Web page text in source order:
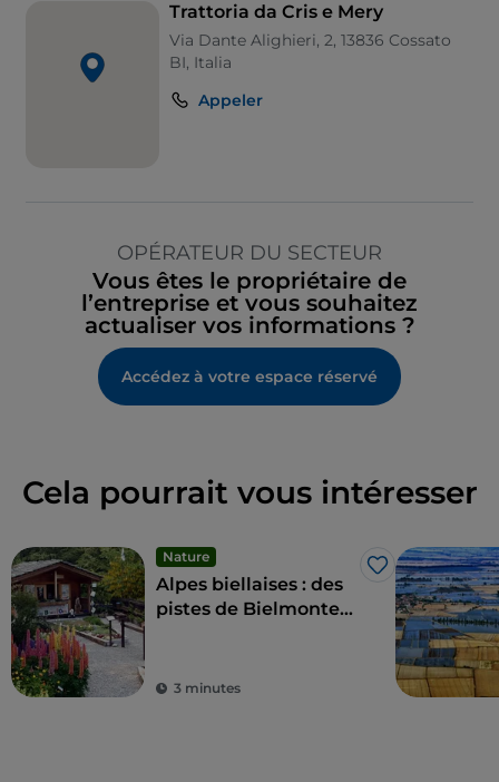
Trattoria da Cris e Mery
Via Dante Alighieri, 2, 13836 Cossato
BI, Italia
Appeler
OPÉRATEUR DU SECTEUR
Vous êtes le propriétaire de
l’entreprise et vous souhaitez
actualiser vos informations ?
Accédez à votre espace réservé
Cela pourrait vous intéresser
Nature
J’aime
Alpes biellaises : des
pistes de Bielmonte
3 minutes